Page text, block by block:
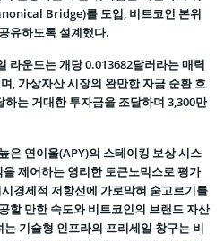
Bridge)를 도입, 비트코인 본위
유하도록 설계했다.
라운드는 개당 0.013682달러라는 매력
, 가상자산 시장의 완만한 자금 순환 흐
는 거대한 투자금을 조달하며 3,300만
은 연이율(APY)의 스테이킹 보상 시스
제어하는 영리한 토큰노믹스로 평가
경제적 저항선에 가로막혀 숨고르기를
할 만한 속도와 비트코인의 브랜드 자산
기술형 인프라의 프리세일 창구는 비